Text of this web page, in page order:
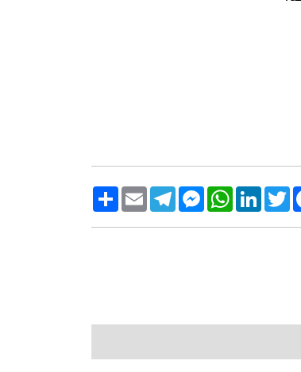
ShareEmail
Telegram
MessengerWhatsAppLinkedInTwitter